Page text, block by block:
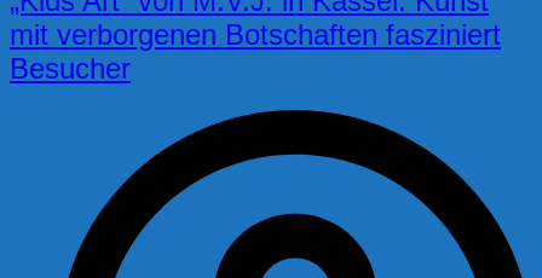
mit verborgenen Botschaften fasziniert
Besucher